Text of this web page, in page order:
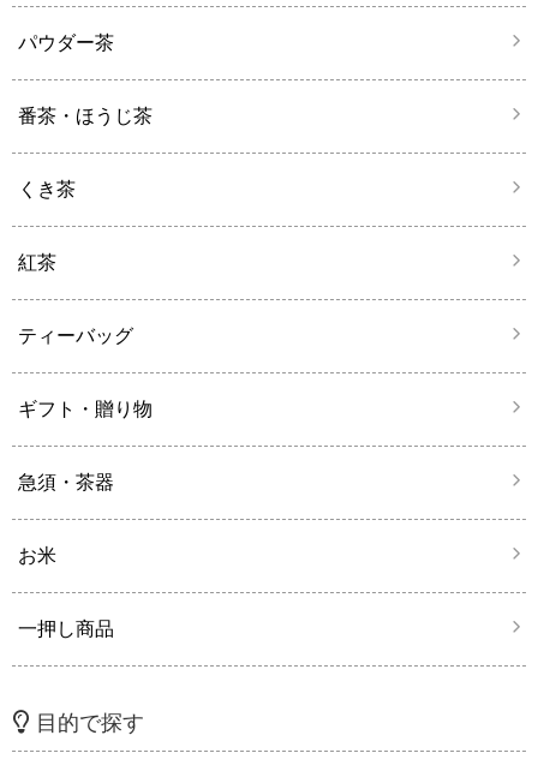
パウダー茶
番茶・ほうじ茶
くき茶
紅茶
ティーバッグ
ギフト・贈り物
急須・茶器
お米
一押し商品
目的で探す